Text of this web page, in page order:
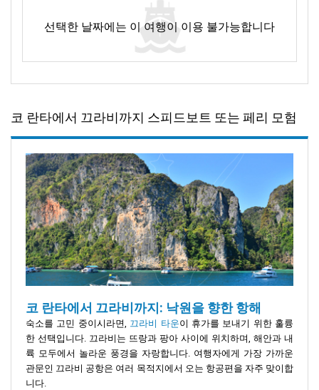
선택한 날짜에는 이 여행이 이용 불가능합니다
코 란타에서 끄라비까지 스피드보트 또는 페리 모험
코 란타에서 끄라비까지: 낙원을 향한 항해
숙소를 고민 중이시라면, 끄라비 타운이 휴가를 보내기 위한 훌륭
한 선택입니다. 끄라비는 뜨랑과 팡아 사이에 위치하며, 해안과 내
륙 모두에서 놀라운 풍경을 자랑합니다. 여행자에게 가장 가까운
관문인 끄라비 공항은 여러 목적지에서 오는 항공편을 자주 맞이합
니다.